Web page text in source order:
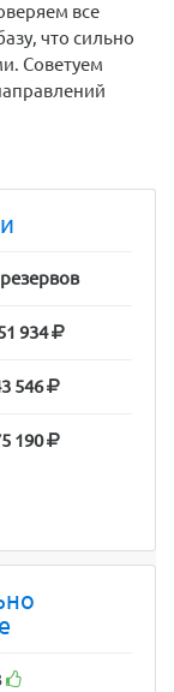
все
что сильно
Советуем
934
546
190